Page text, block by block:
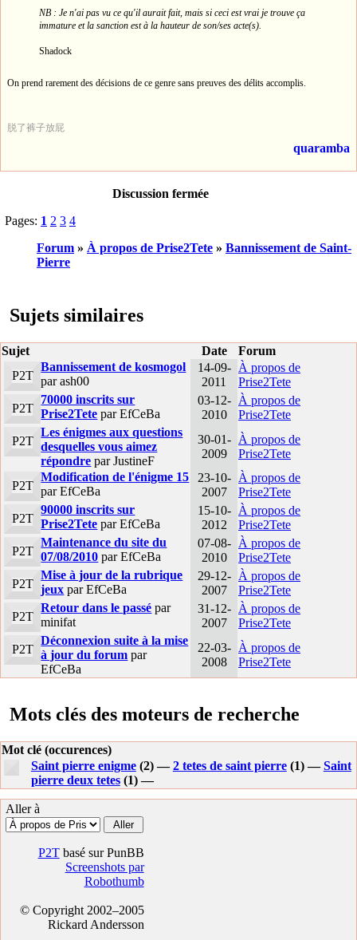
NB : Je n'ai pas vu ce qu'il aurait fait, mais si ceci est vrai je trouve ça
immature et la sanction est à la hauteur de son/ses acte(s).
Shadock
On prend rarement des décisions de ce genre sans preuves des délits accomplis.
脱了裤子放屁
quaramba
Discussion fermée
Pages: 1 2 3 4
Forum » À propos de Prise2Tete » Bannissement de Saint-
Pierre
Sujets similaires
Sujet Date
Forum
P2T
Bannissement de kosmogol
par ash00
14-09-
2011
À propos de
Prise2Tete
P2T
70000 inscrits sur
Prise2Tete par EfCeBa
03-12-
2010
À propos de
Prise2Tete
P2T
Les énigmes aux questions
desquelles vous aimez
répondre par JustineF
30-01-
2009
À propos de
Prise2Tete
P2T
Modification de l'énigme 15
par EfCeBa
23-10-
2007
À propos de
Prise2Tete
P2T
90000 inscrits sur
Prise2Tete par EfCeBa
15-10-
2012
À propos de
Prise2Tete
P2T
Maintenance du site du
07/08/2010 par EfCeBa
07-08-
2010
À propos de
Prise2Tete
P2T
Mise à jour de la rubrique
jeux par EfCeBa
29-12-
2007
À propos de
Prise2Tete
P2T
Retour dans le passé par
minifat
31-12-
2007
À propos de
Prise2Tete
P2T
Déconnexion suite à la mise
à jour du forum par
EfCeBa
22-03-
2008
À propos de
Prise2Tete
Mots clés des moteurs de recherche
Mot clé (occurences)
Saint pierre enigme(2) —2 tetes de saint pierre(1) —Saint
pierre deux tetes(1) —
Aller à
P2Tbasé sur PunBB
Screenshots par
Robothumb
© Copyright 2002–2005
Rickard Andersson